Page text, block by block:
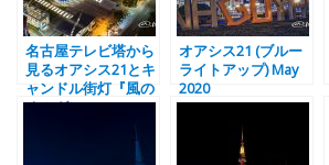
名古屋テレビ塔から
見るオアシス21とキ
ャンドル街灯『風の
オルガン』
オアシス21 (ブルー
ライトアップ) May
2020